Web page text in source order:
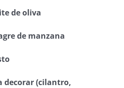
de oliva
de manzana
decorar (cilantro,